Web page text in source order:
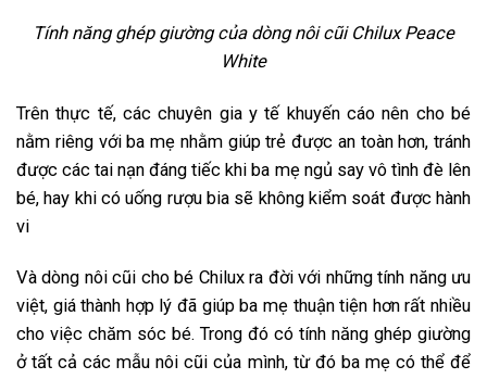
Tính năng ghép giường của dòng nôi cũi Chilux Peace
White
Trên thực tế, các chuyên gia y tế khuyến cáo nên cho bé
nằm riêng với ba mẹ nhằm giúp trẻ được an toàn hơn, tránh
được các tai nạn đáng tiếc khi ba mẹ ngủ say vô tình đè lên
bé, hay khi có uống rượu bia sẽ không kiểm soát được hành
vi
Và dòng nôi cũi cho bé Chilux ra đời với những tính năng ưu
việt, giá thành hợp lý đã giúp ba mẹ thuận tiện hơn rất nhiều
cho việc chăm sóc bé. Trong đó có tính năng ghép giường
ở tất cả các mẫu nôi cũi của mình, từ đó ba mẹ có thể để